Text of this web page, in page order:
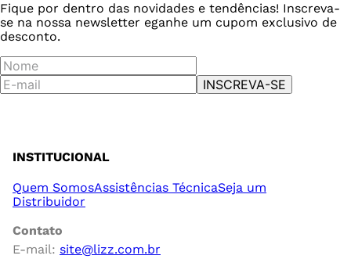
Fique por dentro das novidades e tendências! Inscreva-
se na nossa newsletter eganhe um cupom exclusivo de
desconto.
INSCREVA-SE
INSTITUCIONAL
Quem SomosAssistências TécnicaSeja um
Distribuidor
Contato
E-mail: site@lizz.com.br